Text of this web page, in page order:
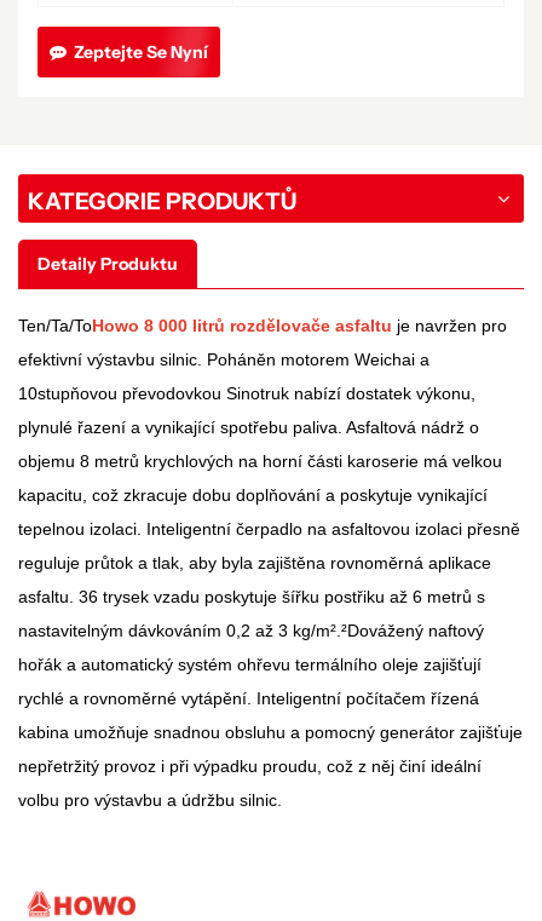
Zeptejte Se Nyní
KATEGORIE PRODUKTŮ
Detaily Produktu
Ten/Ta/ToHowo 8 000 litrů rozdělovače asfaltu je navržen pro
efektivní výstavbu silnic. Poháněn motorem Weichai a
10stupňovou převodovkou Sinotruk nabízí dostatek výkonu,
plynulé řazení a vynikající spotřebu paliva. Asfaltová nádrž o
objemu 8 metrů krychlových na horní části karoserie má velkou
kapacitu, což zkracuje dobu doplňování a poskytuje vynikající
tepelnou izolaci. Inteligentní čerpadlo na asfaltovou izolaci přesně
reguluje průtok a tlak, aby byla zajištěna rovnoměrná aplikace
asfaltu. 36 trysek vzadu poskytuje šířku postřiku až 6 metrů s
nastavitelným dávkováním 0,2 až 3 kg/m². ²Dovážený naftový
hořák a automatický systém ohřevu termálního oleje zajišťují
rychlé a rovnoměrné vytápění. Inteligentní počítačem řízená
kabina umožňuje snadnou obsluhu a pomocný generátor zajišťuje
nepřetržitý provoz i při výpadku proudu, což z něj činí ideální
volbu pro výstavbu a údržbu silnic.